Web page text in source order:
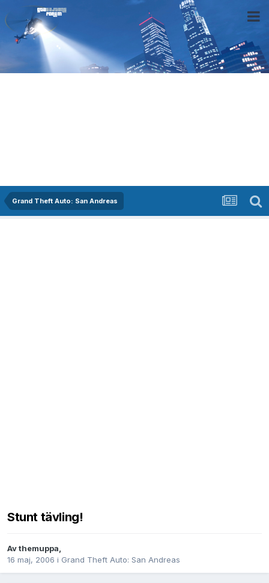
Grand Theft Auto: San Andreas
Stunt tävling!
Avthemuppa,
16 maj, 2006 i Grand Theft Auto: San Andreas